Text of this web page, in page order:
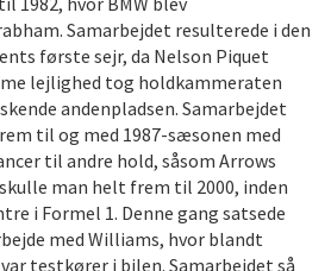
Samarbejdet resulterede i den
første sejr, da Nelson Piquet
lejlighed tog holdkammeraten
andenpladsen. Samarbejdet
til og med 1987-sæsonen med
til andre hold, såsom Arrows
man helt frem til 2000, inden
i Formel 1. Denne gang satsede
med Williams, hvor blandt
testkører i bilen. Samarbejdet så